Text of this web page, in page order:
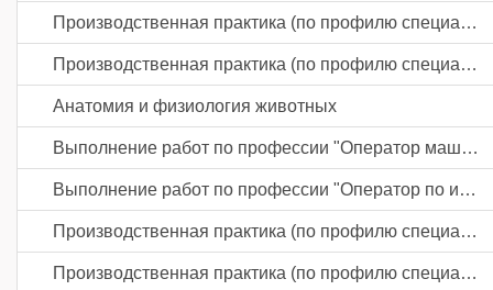
Производственная практика (по профилю специальности)
Производственная практика (по профилю специальности)
Анатомия и физиология животных
Выполнение работ по профессии "Оператор машинного доения"
Выполнение работ по профессии "Оператор по искусственному осеменению животных и птицы"
Производственная практика (по профилю специальности)
Производственная практика (по профилю специальности)